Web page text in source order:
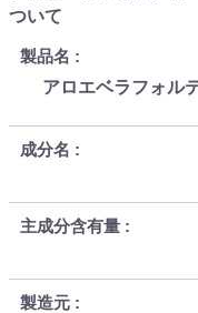
ついて
製品名
アロエベラフォル
成分名
主成分含有量
製造元